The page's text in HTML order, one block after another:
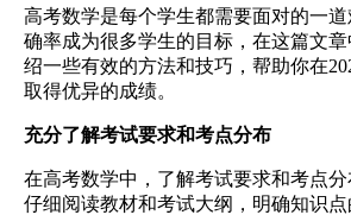
高考数学是每个学生都需要面对的一
确率成为很多学生的目标，在这篇文
绍一些有效的方法和技巧，帮助你在
取得优异的成绩。
充分了解考试要求和考点分布
在高考数学中，了解考试要求和考点分
仔细阅读教材和考试大纲，明确知识